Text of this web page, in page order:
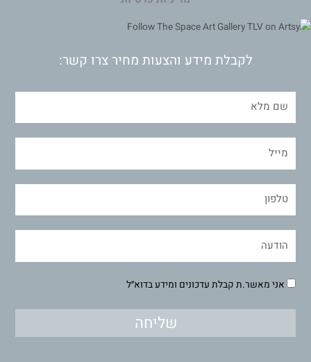
לקבלת מידע והצעות מחיר צרו קשר:
אני מאשר.ת קבלת עדכונים ומידע בדוא״ל
שליחה